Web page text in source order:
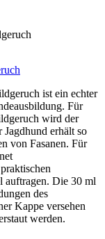
ist ein echter
Für
wird der
erhält so
von Fasanen. Für
auftragen. Die 30 ml
des
Kappe versehen
werden.